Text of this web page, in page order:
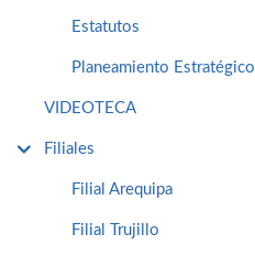
Estatutos
Planeamiento Estratégico
VIDEOTECA
Filiales
Filial Arequipa
Filial Trujillo